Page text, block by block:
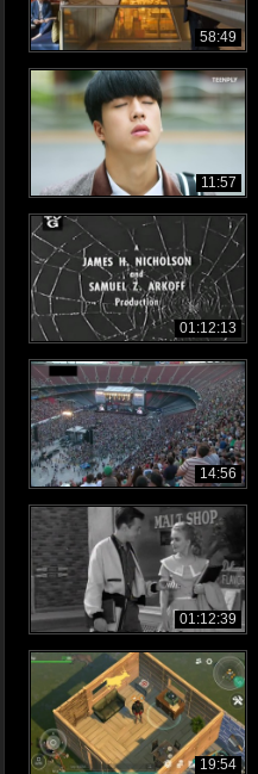
58:49
11:57
01:12:13
14:56
01:12:39
19:54